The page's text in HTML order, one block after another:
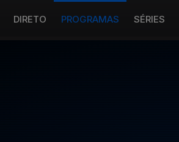
DIRETO PROGRAMAS SÉRIES